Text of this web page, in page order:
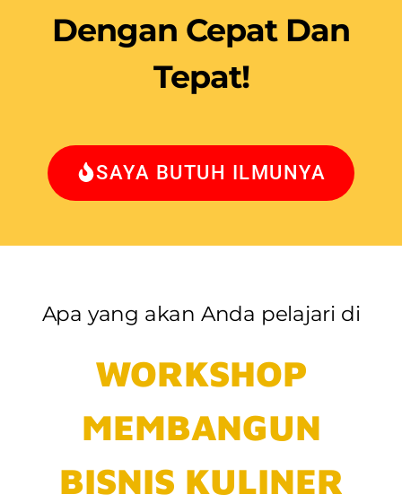
Dengan Cepat Dan
Tepat!
SAYA BUTUH ILMUNYA
Apa yang akan Anda pelajari di
WORKSHOP
MEMBANGUN
BISNIS KULINER